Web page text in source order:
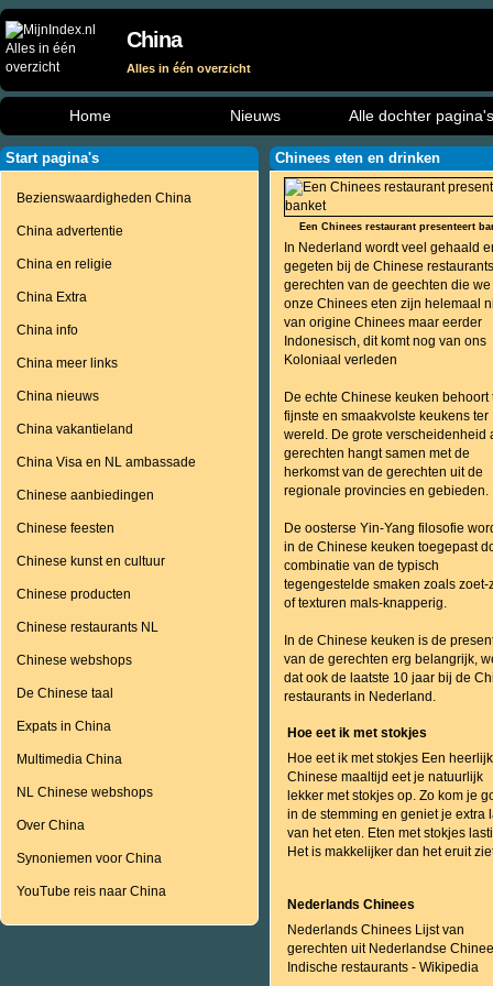
China
Alles in één overzicht
Home Nieuws Alle dochter pagina's
Start pagina's
Bezienswaardigheden China
China advertentie
China en religie
China Extra
China info
China meer links
China nieuws
China vakantieland
China Visa en NL ambassade
Chinese aanbiedingen
Chinese feesten
Chinese kunst en cultuur
Chinese producten
Chinese restaurants NL
Chinese webshops
De Chinese taal
Expats in China
Multimedia China
NL Chinese webshops
Over China
Synoniemen voor China
YouTube reis naar China
Chinees eten en drinken
Een Chinees restaurant presenteert
In Nederland wordt veel gehaald
gegeten bij de Chinese
gerechten van de geechten die
onze Chinees eten zijn helemaal
van origine Chinees maar eerder
Indonesisch, dit komt nog van ons
Koloniaal verleden
De echte Chinese keuken behoort
fijnste en smaakvolste keukens ter
wereld. De grote verscheidenheid
gerechten hangt samen met de
herkomst van de gerechten uit de
regionale provincies en gebieden.
De oosterse Yin-Yang filosofie
in de Chinese keuken toegepast
combinatie van de typisch
tegengestelde smaken zoals zoet-
of texturen mals-knapperig.
In de Chinese keuken is de
van de gerechten erg belangrijk,
dat ook de laatste 10 jaar bij de
restaurants in Nederland.
Hoe eet ik met stokjes
Hoe eet ik met stokjes Een
Chinese maaltijd eet je natuurlijk
lekker met stokjes op. Zo kom je
in de stemming en geniet je extra
van het eten. Eten met stokjes
Het is makkelijker dan het eruit
Nederlands Chinees
Nederlands Chinees Lijst van
gerechten uit Nederlandse
Indische restaurants - Wikipedia